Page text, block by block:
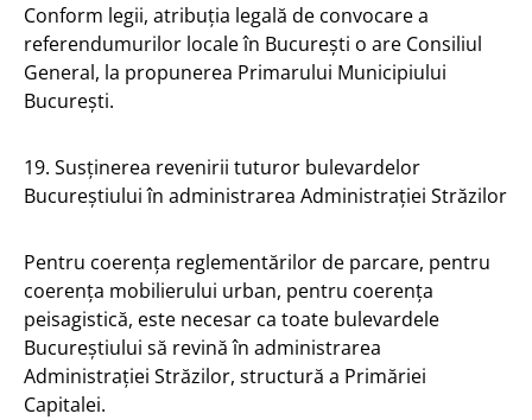
Conform legii, atribuția legală de convocare a
referendumurilor locale în București o are Consiliul
General, la propunerea Primarului Municipiului
București.
19. Susținerea revenirii tuturor bulevardelor
Bucureștiului în administrarea Administrației Străzilor
Pentru coerența reglementărilor de parcare, pentru
coerența mobilierului urban, pentru coerența
peisagistică, este necesar ca toate bulevardele
Bucureștiului să revină în administrarea
Administrației Străzilor, structură a Primăriei
Capitalei.